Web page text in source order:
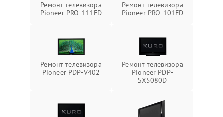
Ремонт телевизора
Pioneer PRO-111FD
Ремонт телевизора
Pioneer PRO-101FD
Ремонт телевизора
Pioneer PDP-V402
Ремонт телевизора
Pioneer PDP-
SX5080D